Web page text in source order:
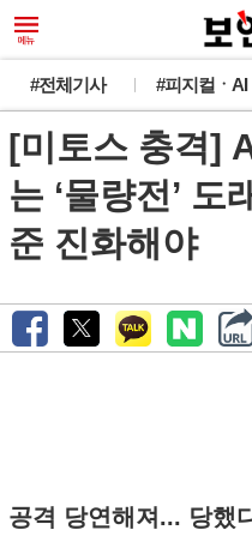
#전체기사 #피지컬ㆍAI
[미토스 충격]
는 ‘물량전’ 도
준 진화해야
공격 당연해져... 당했